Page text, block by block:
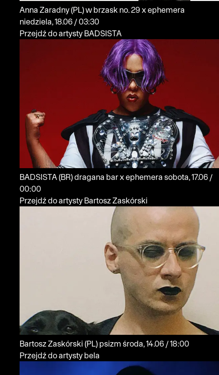
Anna Zaradny(PL)w brzask no. 29 x ephemera
niedziela, 18.06 / 03:30
Przejdź do artysty BADSISTA
BADSISTA (BR)dragana bar x ephemera sobota, 17.06 /
00:00
Przejdź do artysty Bartosz Zaskórski
Bartosz Zaskórski (PL) psizm
środa, 14.06 / 18:00
Przejdź do artysty bela